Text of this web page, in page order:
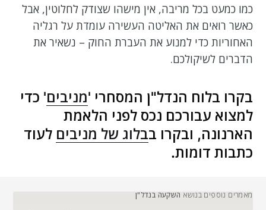
כמו כמעט בכל מריבה, אין מישהו שצודק לחלוטין, אבל
כאשר רואים את האליטה העשירה עומדת על רגליה
האחוריות כדי למנוע את העברת החוק – נשאיר את
הדברים לשיקולכם.
בקרו בלוח הנדל"ן המסחרי 'מניבים' כדי
למצוא עבורכם נכס לפני הלאמת
הארנונה, ובקרו בבלוג של מניבים לעוד
כתבות דומות.
מאמרים נוספים בנושא השקעה בנדל"ן